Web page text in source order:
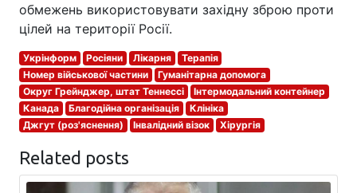
обмежень використовувати західну зброю проти
цілей на території Росії.
Укрінформ Росіяни Лікарня
Терапія
Номер військової частини
Гуманітарна допомога
Округ Грейнджер, штат Теннессі
Інтермодальний контейнер
Канада
Благодійна організація
Клініка
Джгут (роз'яснення)
Інвалідний візок Хірургія
Related posts